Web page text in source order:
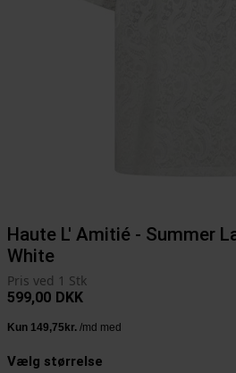
Haute L' Amitié - Summer
White
Pris ved 1 Stk
599,00 DKK
Vælg størrelse